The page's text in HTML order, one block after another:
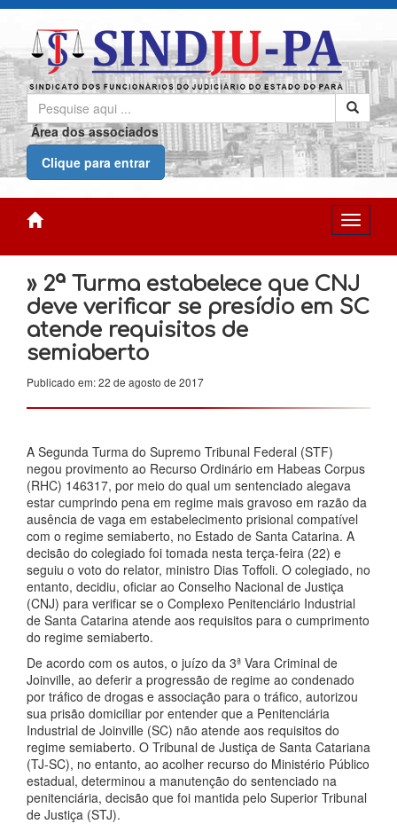
Área dos associados
Clique para entrar
» 2ª Turma estabelece que CNJ
deve verificar se presídio em SC
atende requisitos de
semiaberto
Publicado em: 22 de agosto de 2017
A Segunda Turma do Supremo Tribunal Federal (STF)
negou provimento ao Recurso Ordinário em Habeas Corpus
(RHC) 146317, por meio do qual um sentenciado alegava
estar cumprindo pena em regime mais gravoso em razão da
ausência de vaga em estabelecimento prisional compatível
com o regime semiaberto, no Estado de Santa Catarina. A
decisão do colegiado foi tomada nesta terça-feira (22) e
seguiu o voto do relator, ministro Dias Toffoli. O colegiado, no
entanto, decidiu, oficiar ao Conselho Nacional de Justiça
(CNJ) para verificar se o Complexo Penitenciário Industrial
de Santa Catarina atende aos requisitos para o cumprimento
do regime semiaberto.
De acordo com os autos, o juízo da 3ª Vara Criminal de
Joinville, ao deferir a progressão de regime ao condenado
por tráfico de drogas e associação para o tráfico, autorizou
sua prisão domiciliar por entender que a Penitenciária
Industrial de Joinville (SC) não atende aos requisitos do
regime semiaberto. O Tribunal de Justiça de Santa Catariana
(TJ-SC), no entanto, ao acolher recurso do Ministério Público
estadual, determinou a manutenção do sentenciado na
penitenciária, decisão que foi mantida pelo Superior Tribunal
de Justiça (STJ).